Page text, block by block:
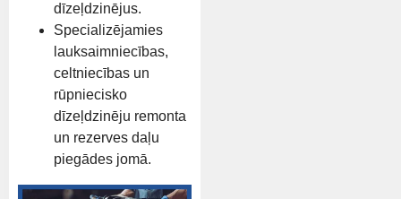
dīzeļdzinējus.
Specializējamies
lauksaimniecības,
celtniecības un
rūpniecisko
dīzeļdzinēju remonta
un rezerves daļu
piegādes jomā.